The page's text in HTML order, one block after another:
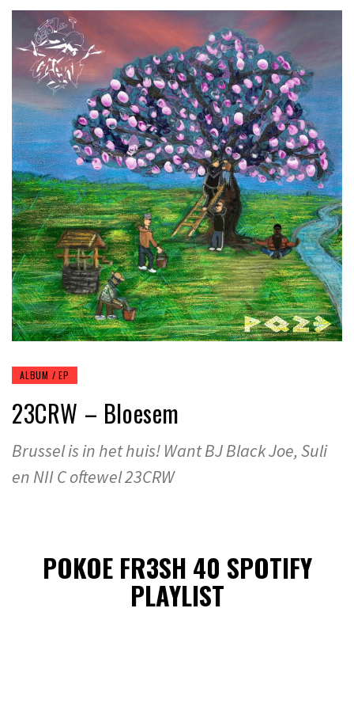
ALBUM / EP
23CRW – Bloesem
Brussel is in het huis! Want BJ Black Joe, Suli
en NII C oftewel 23CRW
POKOE FR3SH 40 SPOTIFY
PLAYLIST